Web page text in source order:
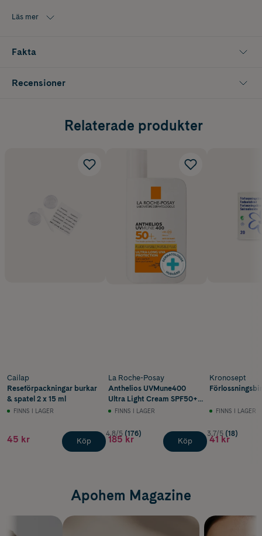
flaskorna lufttäta, vilket bidrar till att innehållet hålls säkert förvarat
Ett praktiskt resetillbehör för dig som vill organisera och
Läs mer
Fakta
Recensioner
Relaterade produkter
Cailap
Reseförpackningar burkar
& spatel 2 x 15 ml
FINNS I LAGER
45 kr Köp
La Roche-Posay
Anthelios UVMune400
Ultra Light Cream SPF50+
50 ml
FINNS I LAGER
4.8/5 (176)
185 kr Köp
Kronosept
FINNS I LAGER
3.7/5 (18)
41 kr
Apohem Magazine